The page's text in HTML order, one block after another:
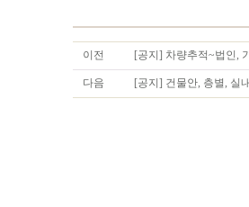
이전 [공지] 차량추적~법인,
다음 [공지] 건물안, 층별, 실